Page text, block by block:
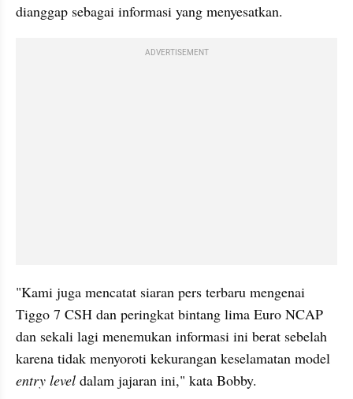
dianggap sebagai informasi yang menyesatkan.
ADVERTISEMENT
"Kami juga mencatat siaran pers terbaru mengenai
Tiggo 7 CSH dan peringkat bintang lima Euro NCAP
dan sekali lagi menemukan informasi ini berat sebelah
entry level dalam jajaran ini," kata Bobby.